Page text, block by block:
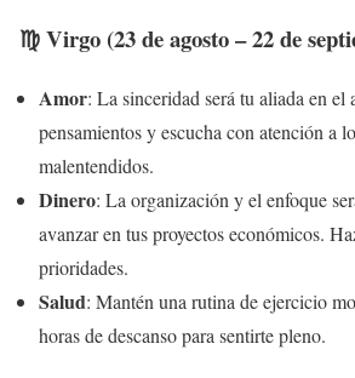
♍ Virgo (23 de agosto – 22 de
Amor: La sinceridad será tu aliada en el
pensamientos y escucha con atención a
malentendidos.
Dinero: La organización y el enfoque
avanzar en tus proyectos económicos.
prioridades.
Salud: Mantén una rutina de ejercicio
horas de descanso para sentirte pleno.